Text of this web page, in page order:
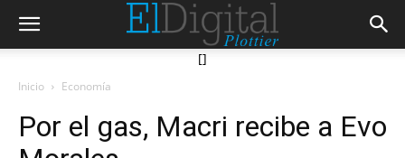
[]
Inicio Economía
Por el gas, Macri recibe a Evo